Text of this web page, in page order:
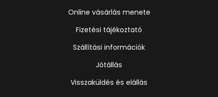
Online vásárlás menete
Fizetési tájékoztató
Szállítási információk
Jótállás
Visszaküldés és elállás